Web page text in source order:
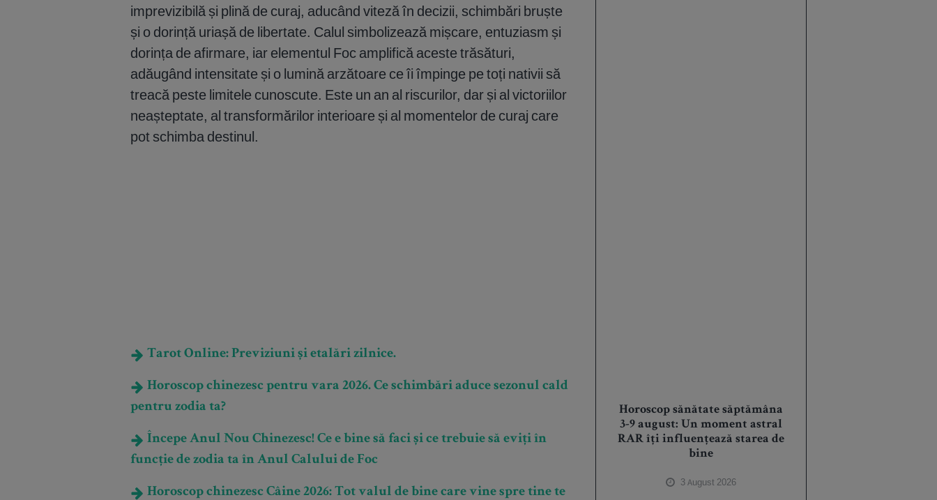
imprevizibilă și plină de curaj, aducând viteză în decizii, schimbări bruște
și o dorință uriașă de libertate. Calul simbolizează mișcare, entuziasm și
dorința de afirmare, iar elementul Foc amplifică aceste trăsături,
adăugând intensitate și o lumină arzătoare ce îi împinge pe toți nativii să
treacă peste limitele cunoscute. Este un an al riscurilor, dar și al victoriilor
neașteptate, al transformărilor interioare și al momentelor de curaj care
pot schimba destinul.
Tarot Online: Previziuni și etalări zilnice.
Horoscop chinezesc pentru vara 2026. Ce schimbări aduce sezonul cald
pentru zodia ta?
Începe Anul Nou Chinezesc! Ce e bine să faci și ce trebuie să eviți în
funcție de zodia ta în Anul Calului de Foc
Horoscop chinezesc Câine 2026: Tot valul de bine care vine spre tine te
Horoscop sănătate săptămâna
3-9 august: Un moment astral
RAR îți influențează starea de
bine
3 August 2026